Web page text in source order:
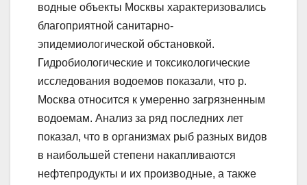
водные объекты Москвы характеризовались
благоприятной санитарно-
эпидемиологической обстановкой.
Гидробиологические и токсикологические
исследования водоемов показали, что р.
Москва относится к умеренно загрязненным
водоемам. Анализ за ряд последних лет
показал, что в организмах рыб разных видов
в наибольшей степени накапливаются
нефтепродукты и их производные, а также